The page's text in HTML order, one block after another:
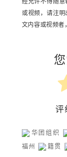
或视频，请注
文内容或视频
评
华团组织
福州
籍贯